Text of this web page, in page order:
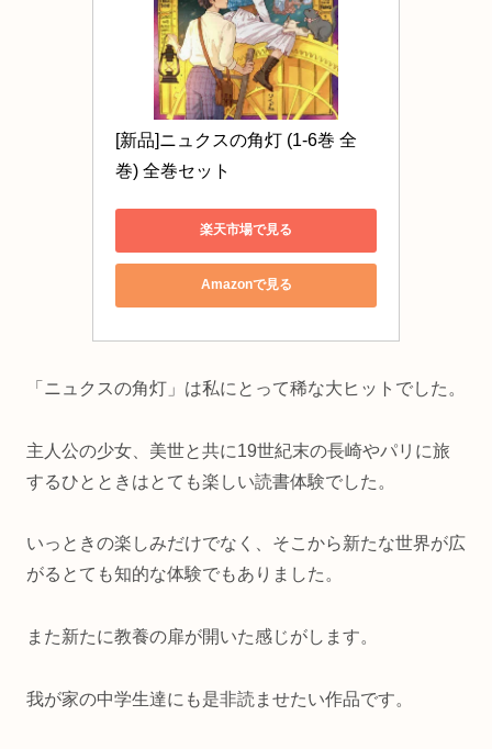
[新品]ニュクスの角灯 (1-6巻 全
巻) 全巻セット
楽天市場で見る
Amazonで見る
「ニュクスの角灯」は私にとって稀な大ヒットでした。
主人公の少女、美世と共に19世紀末の長崎やパリに旅
するひとときはとても楽しい読書体験でした。
いっときの楽しみだけでなく、そこから新たな世界が広
がるとても知的な体験でもありました。
また新たに教養の扉が開いた感じがします。
我が家の中学生達にも是非読ませたい作品です。